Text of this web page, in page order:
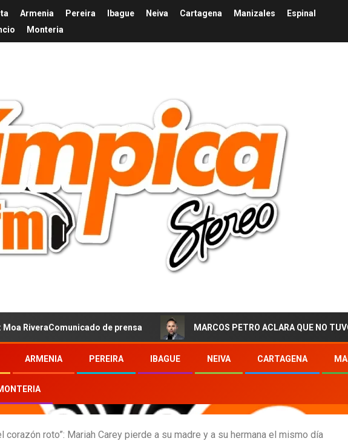
Armenia Pereira Ibague Neiva Cartagena Manizales
Espinal
Monteria
de prensa MARCOS PETRO ACLARA QUE NO TUVO QUE
ARMENIA PEREIRA IBAGUE NEIVA CARTAGENA
corazón roto”: Mariah Carey pierde a su madre y a su hermana el mismo día